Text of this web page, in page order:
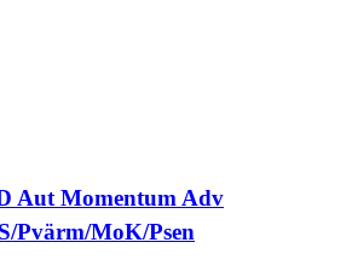
Aut Momentum Adv
Pvärm/MoK/Psen